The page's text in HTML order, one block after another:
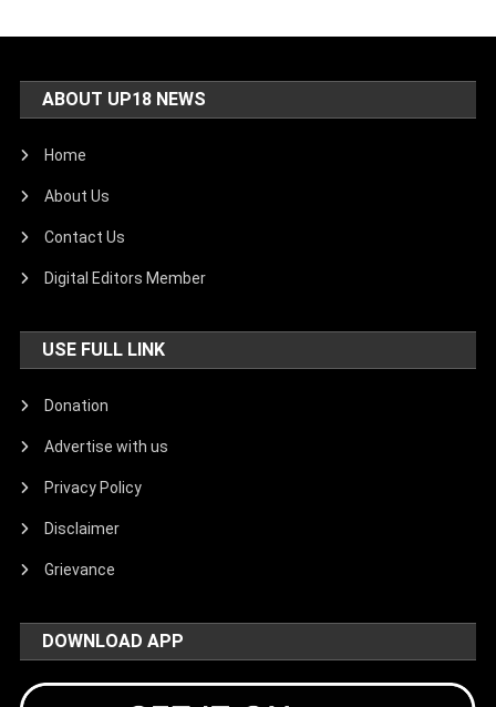
ABOUT UP18 NEWS
Home
About Us
Contact Us
Digital Editors Member
USE FULL LINK
Donation
Advertise with us
Privacy Policy
Disclaimer
Grievance
DOWNLOAD APP